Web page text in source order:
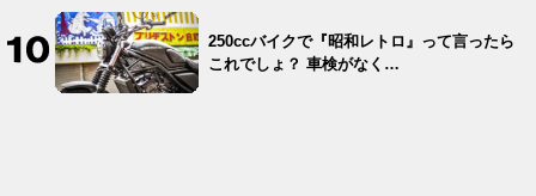
250ccバイクで『昭和レトロ』って言ったら
これでしょ？ 車検がなく…